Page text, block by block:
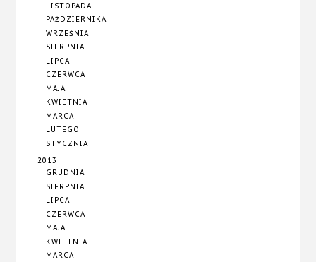
LISTOPADA
PAŹDZIERNIKA
WRZEŚNIA
SIERPNIA
LIPCA
CZERWCA
MAJA
KWIETNIA
MARCA
LUTEGO
STYCZNIA
2013
GRUDNIA
SIERPNIA
LIPCA
CZERWCA
MAJA
KWIETNIA
MARCA